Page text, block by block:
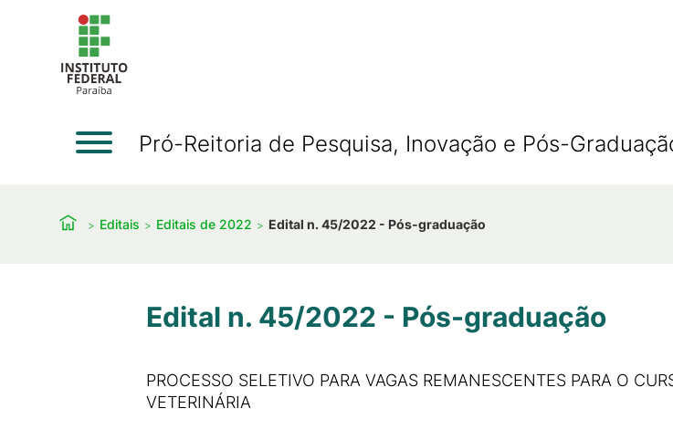
Pró-Reitoria de Pesquisa, Inovação e Pós-
Editais Editais de 2022 Edital n. 45/2022 - Pós-graduação
Edital n. 45/2022 - Pós-graduação
PROCESSO SELETIVO PARA VAGAS REMANESCENTES PARA O
VETERINÁRIA